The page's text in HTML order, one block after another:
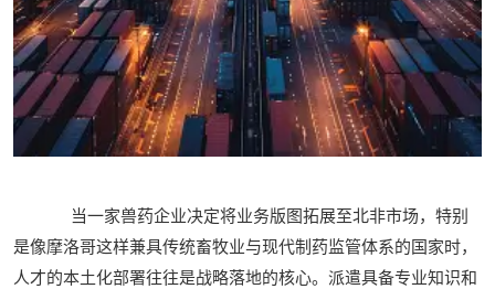
当一家兽药企业决定将业务版图拓展至北非市场，特别
是像摩洛哥这样兼具传统畜牧业与现代制药监管体系的国家时，
人才的本土化部署往往是战略落地的核心。派遣具备专业知识和